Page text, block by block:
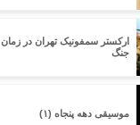
ارکستر سمفونیک تهران در زمان
جنگ
موسیقی دهه پنجاه (۱)